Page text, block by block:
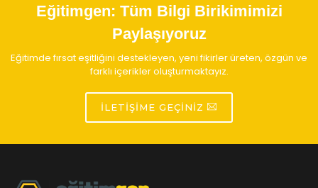
Eğitimgen: Tüm Bilgi Birikimimizi
Paylaşıyoruz
Eğitimde fırsat eşitliğini destekleyen, yeni fikirler üreten, özgün ve
farklı içerikler oluşturmaktayız.
İLETIŞIME GEÇINIZ